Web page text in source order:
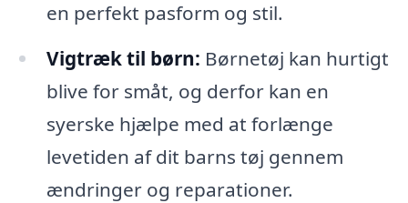
en perfekt pasform og stil.
Vig­træk til børn: Børnetøj kan hurtigt
blive for småt, og derfor kan en
syerske hjælpe med at forlænge
levetiden af dit barns tøj gennem
ændringer og reparationer.